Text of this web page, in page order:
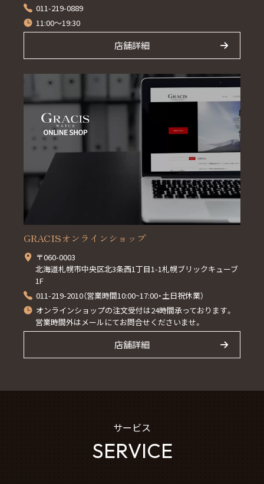
011-219-0889
11:00～19:30
店舗詳細
GRACISオンラインショップ
〒060-0003
北海道札幌市中央区北3条西1丁目1-1札幌ブリックキューブ
1F
011-219-2010（営業時間10:00~17:00・土日祝休業）
オンラインショップの注文受付は24時間承っております。
営業時間外はメールにてお問合せくださいませ。
店舗詳細
サービス
SERVICE